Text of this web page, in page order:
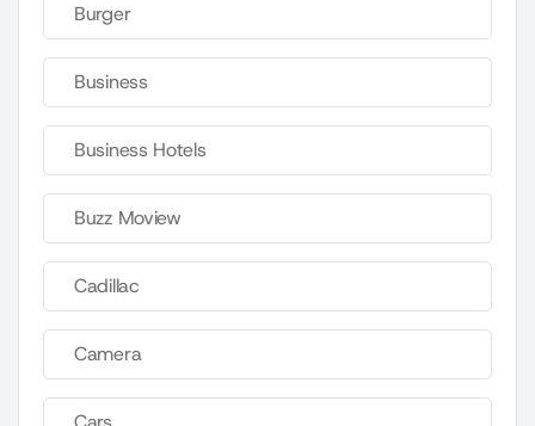
Burger
Business
Business Hotels
Buzz Moview
Cadillac
Camera